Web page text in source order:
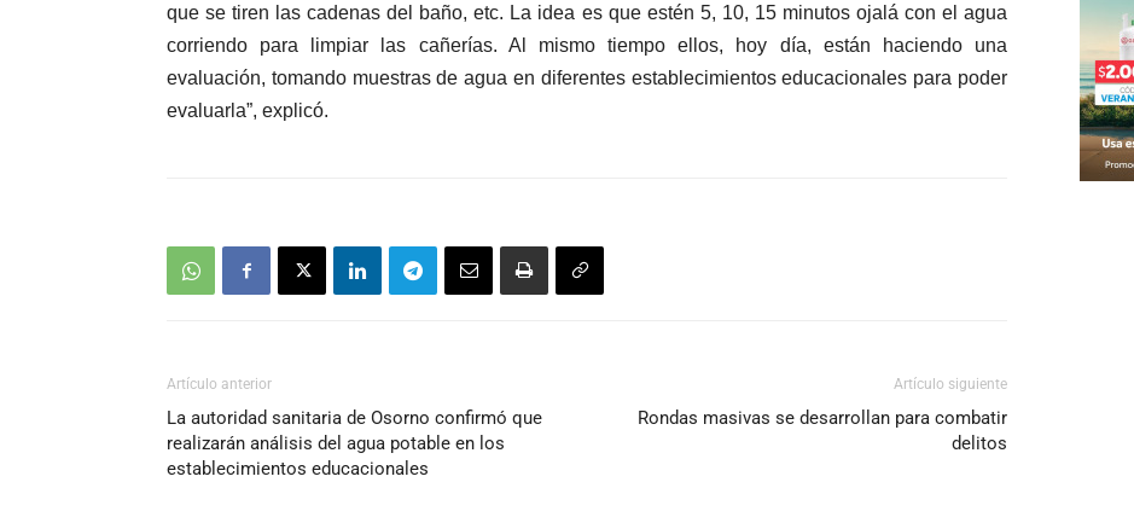
que se tiren las cadenas del baño, etc. La idea es que estén 5, 10, 15 minutos ojalá con el agua
corriendo para limpiar las cañerías. Al mismo tiempo ellos, hoy día, están haciendo una
evaluación, tomando muestras de agua en diferentes establecimientos educacionales para poder
evaluarla”, explicó.
Artículo anterior
La autoridad sanitaria de Osorno confirmó que
realizarán análisis del agua potable en los
establecimientos educacionales
Artículo siguiente
Rondas masivas se desarrollan para combatir
delitos